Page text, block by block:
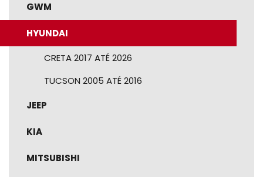
GWM
HYUNDAI
CRETA 2017 ATÉ 2026
TUCSON 2005 ATÉ 2016
JEEP
KIA
MITSUBISHI